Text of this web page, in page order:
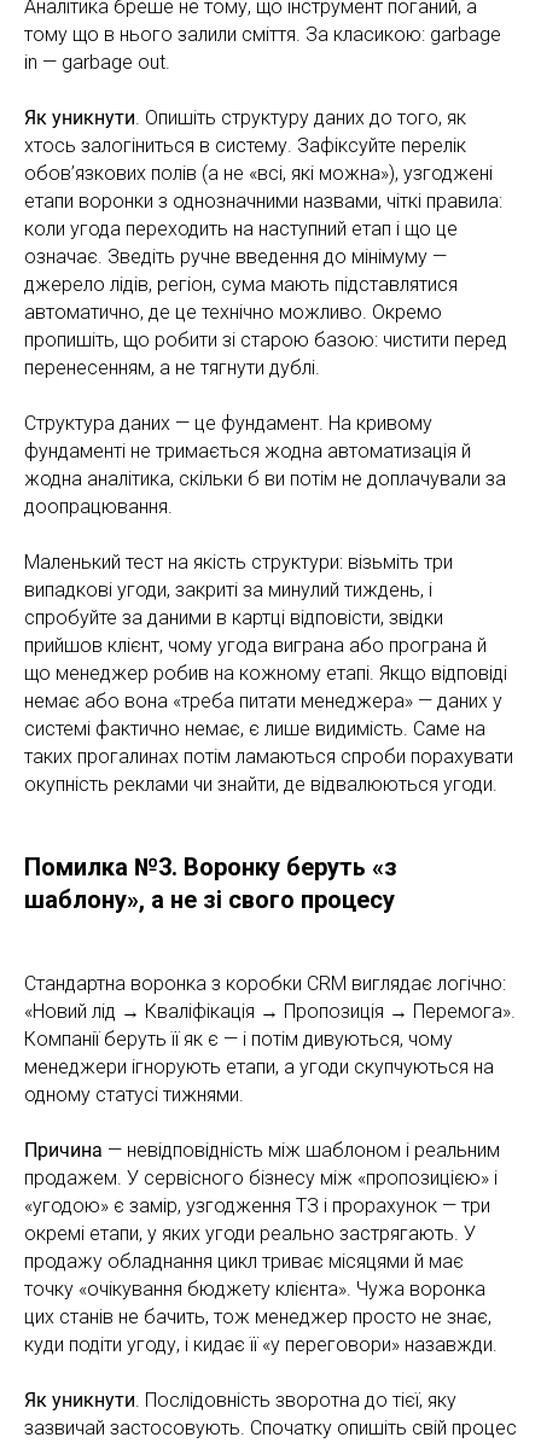
Аналітика бреше не тому, що інструмент поганий, а
тому що в нього залили сміття. За класикою: garbage
in — garbage out.
Як уникнути. Опишіть структуру даних до того, як
хтось залогіниться в систему. Зафіксуйте перелік
обов’язкових полів (а не «всі, які можна»), узгоджені
етапи воронки з однозначними назвами, чіткі правила:
коли угода переходить на наступний етап і що це
означає. Зведіть ручне введення до мінімуму —
джерело лідів, регіон, сума мають підставлятися
автоматично, де це технічно можливо. Окремо
пропишіть, що робити зі старою базою: чистити перед
перенесенням, а не тягнути дублі.
Структура даних — це фундамент. На кривому
фундаменті не тримається жодна автоматизація й
жодна аналітика, скільки б ви потім не доплачували за
доопрацювання.
Маленький тест на якість структури: візьміть три
випадкові угоди, закриті за минулий тиждень, і
спробуйте за даними в картці відповісти, звідки
прийшов клієнт, чому угода виграна або програна й
що менеджер робив на кожному етапі. Якщо відповіді
немає або вона «треба питати менеджера» — даних у
системі фактично немає, є лише видимість. Саме на
таких прогалинах потім ламаються спроби порахувати
окупність реклами чи знайти, де відвалюються угоди.
Помилка №3. Воронку беруть «з
шаблону», а не зі свого процесу
Стандартна воронка з коробки CRM виглядає логічно:
«Новий лід → Кваліфікація → Пропозиція → Перемога».
Компанії беруть її як є — і потім дивуються, чому
менеджери ігнорують етапи, а угоди скупчуються на
одному статусі тижнями.
Причина — невідповідність між шаблоном і реальним
продажем. У сервісного бізнесу між «пропозицією» і
«угодою» є замір, узгодження ТЗ і прорахунок — три
окремі етапи, у яких угоди реально застрягають. У
продажу обладнання цикл триває місяцями й має
точку «очікування бюджету клієнта». Чужа воронка
цих станів не бачить, тож менеджер просто не знає,
куди подіти угоду, і кидає її «у переговори» назавжди.
Як уникнути. Послідовність зворотна до тієї, яку
зазвичай застосовують. Спочатку опишіть свій процес